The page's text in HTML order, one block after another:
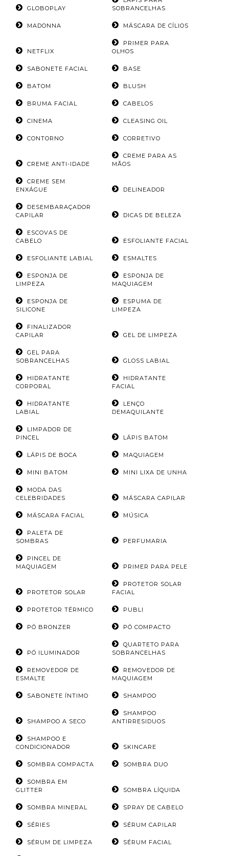
GLOBOPLAY
SOBRANCELHAS
MADONNA MÁSCARA DE CÍLIOS
NETFLIX
PRIMER PARA
OLHOS
SABONETE FACIAL BASE
BATOM BLUSH
BRUMA FACIAL CABELOS
CINEMA CLEASING OIL
CONTORNO CORRETIVO
CREME ANTI-IDADE
CREME PARA AS
MÃOS
CREME SEM
ENXÁGUE
DELINEADOR
DESEMBARAÇADOR
CAPILAR
DICAS DE BELEZA
ESCOVAS DE
CABELO
ESFOLIANTE FACIAL
ESFOLIANTE LABIAL ESMALTES
ESPONJA DE
LIMPEZA
ESPONJA DE
MAQUIAGEM
ESPONJA DE
SILICONE
ESPUMA DE
LIMPEZA
FINALIZADOR
CAPILAR
GEL DE LIMPEZA
GEL PARA
SOBRANCELHAS
GLOSS LABIAL
HIDRATANTE
CORPORAL
HIDRATANTE
FACIAL
HIDRATANTE
LABIAL
LENÇO
DEMAQUILANTE
LIMPADOR DE
PINCEL
LÁPIS BATOM
LÁPIS DE BOCA MAQUIAGEM
MINI BATOM MINI LIXA DE UNHA
MODA DAS
CELEBRIDADES
MÁSCARA CAPILAR
MÁSCARA FACIAL MÚSICA
PALETA DE
SOMBRAS
PERFUMARIA
PINCEL DE
MAQUIAGEM
PRIMER PARA PELE
PROTETOR SOLAR
PROTETOR SOLAR
FACIAL
PROTETOR TÉRMICO PUBLI
PÓ BRONZER PÓ COMPACTO
PÓ ILUMINADOR
QUARTETO PARA
SOBRANCELHAS
REMOVEDOR DE
ESMALTE
REMOVEDOR DE
MAQUIAGEM
SABONETE ÍNTIMO SHAMPOO
SHAMPOO A SECO
SHAMPOO
ANTIRRESIDUOS
SHAMPOO E
CONDICIONADOR
SKINCARE
SOMBRA COMPACTA SOMBRA DUO
SOMBRA EM
GLITTER
SOMBRA LÍQUIDA
SOMBRA MINERAL SPRAY DE CABELO
SÉRIES SÉRUM CAPILAR
SÉRUM DE LIMPEZA SÉRUM FACIAL